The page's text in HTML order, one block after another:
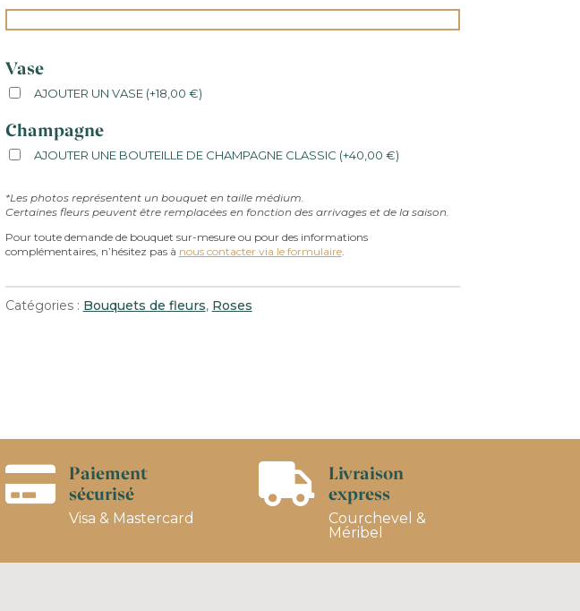
Vase
AJOUTER UN VASE (+18,00 €)
Champagne
AJOUTER UNE BOUTEILLE DE CHAMPAGNE CLASSIC (+40,00 €)
*Les photos représentent un bouquet en taille médium.
Certaines fleurs peuvent être remplacées en fonction des arrivages et de la saison.
Pour toute demande de bouquet sur-mesure ou pour des informations
complémentaires, n’hésitez pas à nous contacter via le formulaire.
Catégories : Bouquets de fleurs, Roses

Paiement
sécurisé
Visa & Mastercard
 Livraison
express
Courchevel &
Méribel